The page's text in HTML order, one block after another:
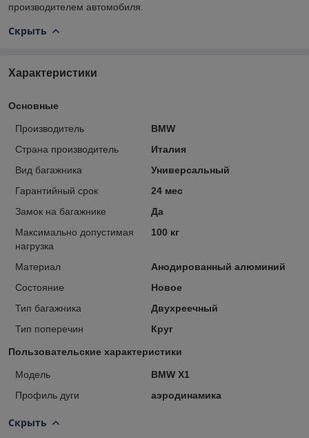
производителем автомобиля.
Скрыть
Характеристики
Основные
Производитель
BMW
Страна производитель
Италия
Вид багажника
Универсальный
Гарантийный срок
24 мес
Замок на багажнике
Да
Максимально допустимая
нагрузка
100 кг
Материал
Анодированный алюминий
Состояние
Новое
Тип багажника
Двухреечный
Тип поперечин
Круг
Пользовательские характеристики
Модель
BMW X1
Профиль дуги
аэродинамика
Скрыть